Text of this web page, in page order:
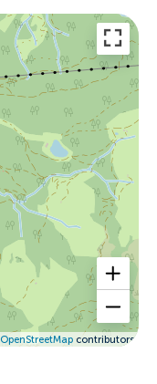
OpenStreetMapcontributors